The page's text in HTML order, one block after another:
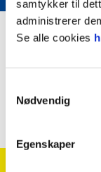
samtykker til
administrerer
Se alle cookies
Nødvendig
Egenskaper
William